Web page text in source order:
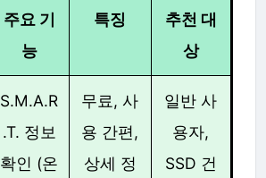
주요 기
능
특징
추천 대
상
S.M.A.R
.T. 정보
확인 (온
무료, 사
용 간편,
상세 정
일반 사
용자,
SSD 건